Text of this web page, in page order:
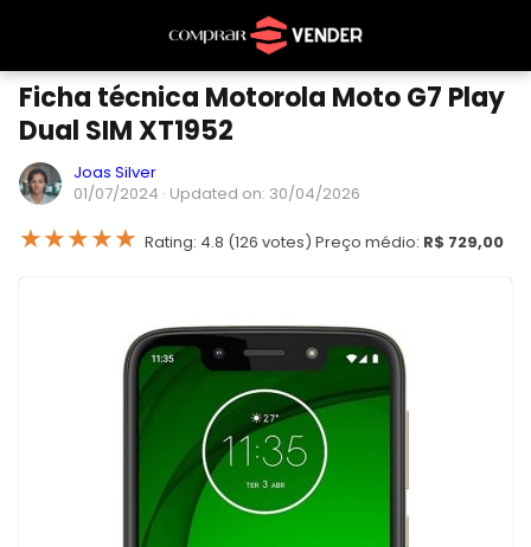
Ficha técnica Motorola Moto G7 Play
Dual SIM XT1952
Joas Silver
01/07/2024 · Updated on: 30/04/2026
★★★★★ Rating: 4.8 (126 votes) Preço médio: R$ 729,00